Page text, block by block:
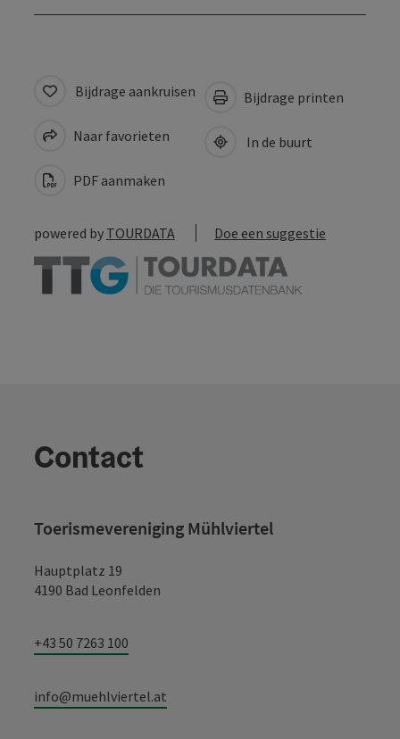
Bijdrage aankruisen
Naar favorieten
PDF aanmaken
Bijdrage printen
In de buurt
powered by TOURDATA Doe een suggestie
Contact
Toerismevereniging Mühlviertel
Hauptplatz 19
4190 Bad Leonfelden
+43 50 7263 100
info@muehlviertel.at